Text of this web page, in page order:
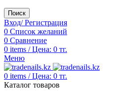
Поиск
Вход/ Регистрация
0 Список желаний
0 Сравнение
0 items / Цена: 0 тг.
Меню
0 items / Цена: 0 тг.
Каталог товаров